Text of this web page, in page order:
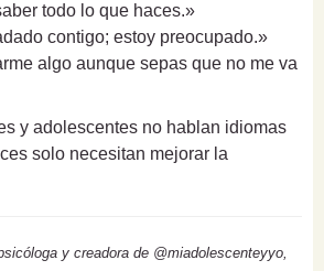
todo lo que haces.»
contigo; estoy preocupado.»
algo aunque sepas que no me va
y adolescentes no hablan idiomas
solo necesitan mejorar la
y creadora de @miadolescenteyyo,